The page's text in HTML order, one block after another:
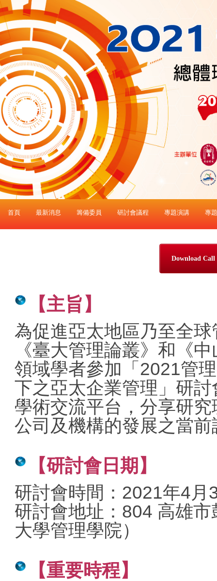
首頁 最新消息 籌備委員 研討會議程 專題演講 專
Download
【主旨】
為促進亞太地區乃至全
《臺大管理論叢》和《
領域學者參加「2021管
下之亞太企業管理」研
學術交流平台，分享研
公司及機構的發展之當
【研討會日期】
研討會時間：2021年4月
研討會地址 ： 804 高雄
大學管理學院）
【重要時程】